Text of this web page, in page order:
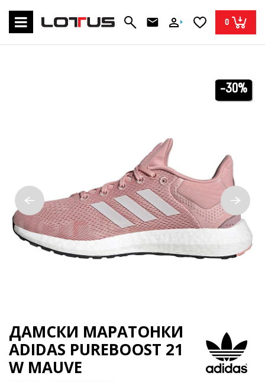
0
-30%
ДАМСКИ МАРАТОНКИ
ADIDAS PUREBOOST 21
W MAUVE